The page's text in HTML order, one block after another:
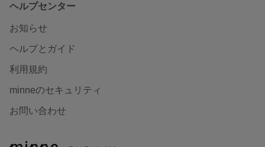
ヘルプセンター
お知らせ
ヘルプとガイド
利用規約
minneのセキュリティ
お問い合わせ